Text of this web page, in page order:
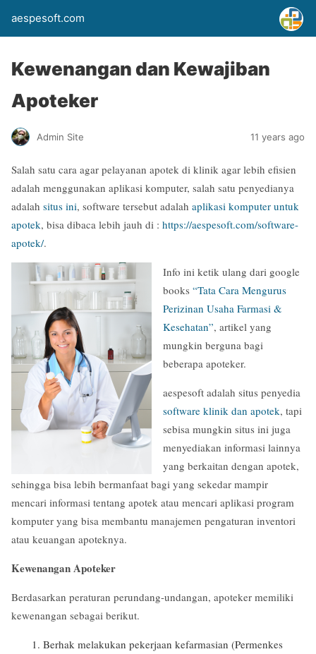
aespesoft.com
Kewenangan dan Kewajiban
Apoteker
Admin Site 11 years ago
Salah satu cara agar pelayanan apotek di klinik agar lebih efisien
adalah menggunakan aplikasi komputer, salah satu penyedianya
adalah situs ini, software tersebut adalah aplikasi komputer untuk
apotek, bisa dibaca lebih jauh di : https://aespesoft.com/software-
apotek/.
Info ini ketik ulang dari google
books “Tata Cara Mengurus
Perizinan Usaha Farmasi &
Kesehatan”, artikel yang
mungkin berguna bagi
beberapa apoteker.
aespesoft adalah situs penyedia
software klinik dan apotek, tapi
sebisa mungkin situs ini juga
menyediakan informasi lainnya
yang berkaitan dengan apotek,
sehingga bisa lebih bermanfaat bagi yang sekedar mampir
mencari informasi tentang apotek atau mencari aplikasi program
komputer yang bisa membantu manajemen pengaturan inventori
atau keuangan apoteknya.
Kewenangan Apoteker
Berdasarkan peraturan perundang-undangan, apoteker memiliki
kewenangan sebagai berikut.
Berhak melakukan pekerjaan kefarmasian (Permenkes